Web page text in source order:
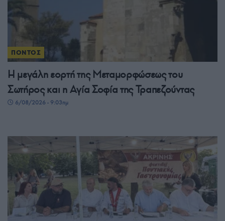
ΠΟΝΤΟΣ
Η μεγάλη εορτή της Μεταμορφώσεως του
Σωτήρος και η Αγία Σοφία της Τραπεζούντας
6/08/2026 - 9:03πμ